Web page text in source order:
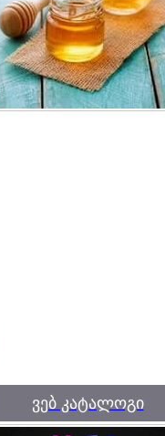
ვებ კატალოგი